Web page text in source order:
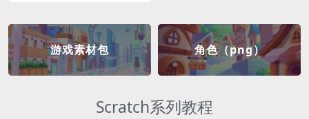
游戏素材包 角色（png）
Scratch系列教程